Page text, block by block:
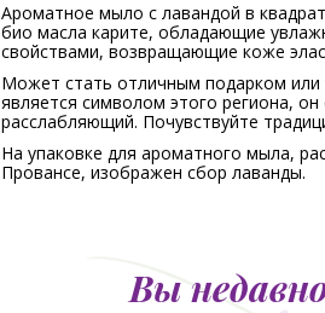
Ароматное мыло с лавандой в
био масла карите, обладающие
свойствами, возвращающие коже
Может стать отличным подарком или
является символом этого региона,
расслабляющий. Почувствуйте
На упаковке для ароматного мыла,
Провансе, изображен сбор лаванды.
Вы